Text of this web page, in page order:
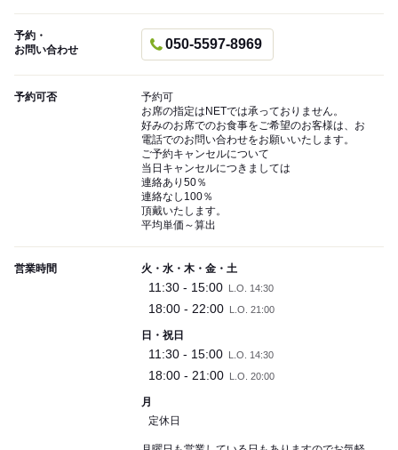
予約・
お問い合わせ
050-5597-8969
予約可否
予約可
お席の指定はNETでは承っておりません。
好みのお席でのお食事をご希望のお客様は、お
電話でのお問い合わせをお願いいたします。
ご予約キャンセルについて
当日キャンセルにつきましては
連絡あり50％
連絡なし100％
頂戴いたします。
平均単価～算出
営業時間 火・水・木・金・土
11:30 - 15:00 L.O. 14:30
18:00 - 22:00 L.O. 21:00
日・祝日
11:30 - 15:00 L.O. 14:30
18:00 - 21:00 L.O. 20:00
月
定休日